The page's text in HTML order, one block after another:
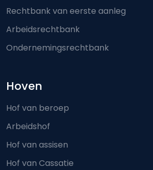
Rechtbank van eerste aanleg
Arbeidsrechtbank
Ondernemingsrechtbank
Hoven
Hof van beroep
Arbeidshof
Hof van assisen
Hof van Cassatie